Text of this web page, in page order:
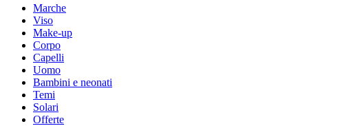
Marche
Viso
Make-up
Corpo
Capelli
Uomo
Bambini e neonati
Temi
Solari
Offerte